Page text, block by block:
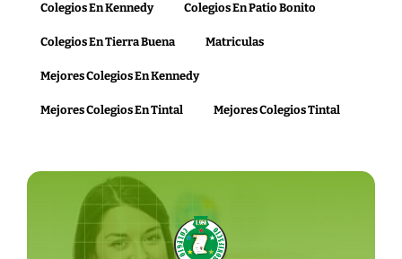
Colegios En Kennedy Colegios En Patio Bonito
Colegios En Tierra Buena Matriculas
Mejores Colegios En Kennedy
Mejores Colegios En Tintal Mejores Colegios Tintal